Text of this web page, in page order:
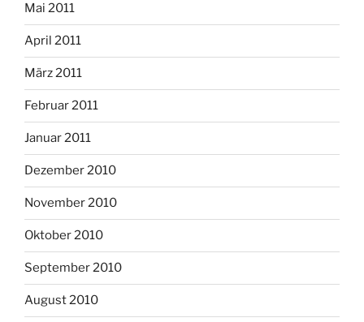
Mai 2011
April 2011
März 2011
Februar 2011
Januar 2011
Dezember 2010
November 2010
Oktober 2010
September 2010
August 2010